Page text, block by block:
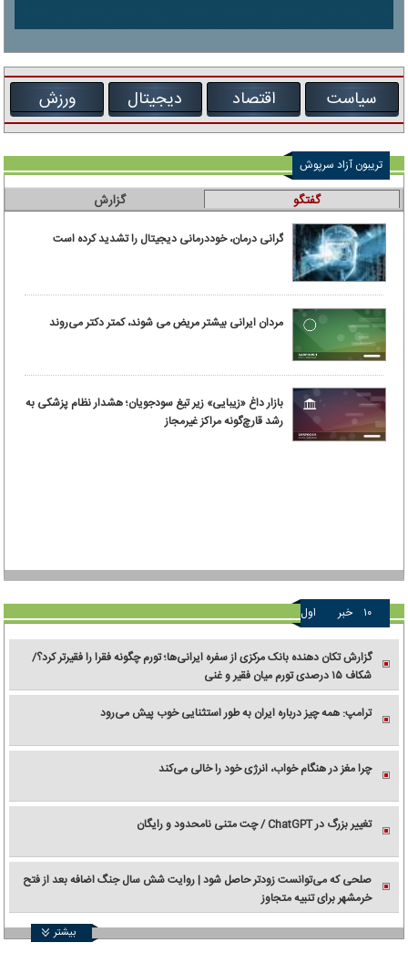
سیاست اقتصاد دیجیتال ورزش
تریبون آزاد سرپوش
گفتگو گزارش
گرانی درمان، خوددرمانی دیجیتال را تشدید کرده است
مردان ایرانی بیشتر مریض می شوند، کمتر دکتر می‌روند
بازار داغ «زیبایی» زیر تیغ سودجویان؛ هشدار نظام پزشکی به
رشد قارچ‌گونه مراکز غیرمجاز
۱۰ خبر اول
گزارش تکان‌ دهنده بانک مرکزی از سفره ایرانی‌ها؛ تورم چگونه فقرا را فقیرتر کرد؟/
شکاف ۱۵ درصدی تورم میان فقیر و غنی
ترامپ: همه چیز درباره ایران به طور استثنایی خوب پیش می‌رود
چرا مغز در هنگام خواب، انرژی خود را خالی می‌کند
تغییر بزرگ در ChatGPT / چت متنی نامحدود و رایگان
صلحی که می‌توانست زودتر حاصل شود | روایت شش سال جنگ اضافه بعد از فتح
خرمشهر برای تنبیه متجاوز
بیشتر